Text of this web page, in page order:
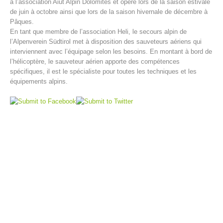
à l’association Aiut Alpin Dolomites et opère lors de la saison estivale
de juin à octobre ainsi que lors de la saison hivernale de décembre à
Pâques.
En tant que membre de l’association Heli, le secours alpin de
l’Alpenverein Südtirol met à disposition des sauveteurs aériens qui
interviennent avec l’équipage selon les besoins. En montant à bord de
l’hélicoptère, le sauveteur aérien apporte des compétences
spécifiques, il est le spécialiste pour toutes les techniques et les
équipements alpins.